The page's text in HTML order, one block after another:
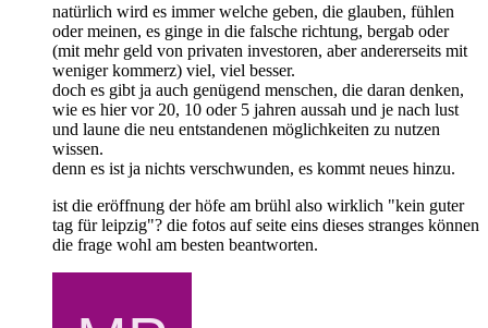
natürlich wird es immer welche geben, die glauben, fühlen
oder meinen, es ginge in die falsche richtung, bergab oder
(mit mehr geld von privaten investoren, aber andererseits mit
weniger kommerz) viel, viel besser.
doch es gibt ja auch genügend menschen, die daran denken,
wie es hier vor 20, 10 oder 5 jahren aussah und je nach lust
und laune die neu entstandenen möglichkeiten zu nutzen
wissen.
denn es ist ja nichts verschwunden, es kommt neues hinzu.
ist die eröffnung der höfe am brühl also wirklich "kein guter
tag für leipzig"? die fotos auf seite eins dieses stranges können
die frage wohl am besten beantworten.